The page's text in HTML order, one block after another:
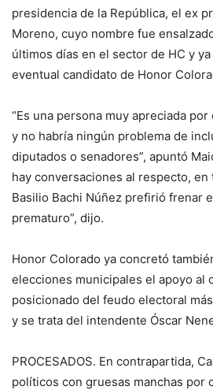
presidencia de la República, el ex
Moreno, cuyo nombre fue
últimos días en el sector de HC y
eventual candidato de Honor
“Es una persona muy apreciada
y no habría ningún problema de
diputados o senadores”, apuntó
hay conversaciones al respecto,
Basilio Bachi Núñez prefirió frenar
prematuro”, dijo.
Honor Colorado ya concretó
elecciones municipales el apoyo al
posicionado del feudo electoral
y se trata del intendente Óscar
PROCESADOS. En contrapartida,
políticos con gruesas manchas por